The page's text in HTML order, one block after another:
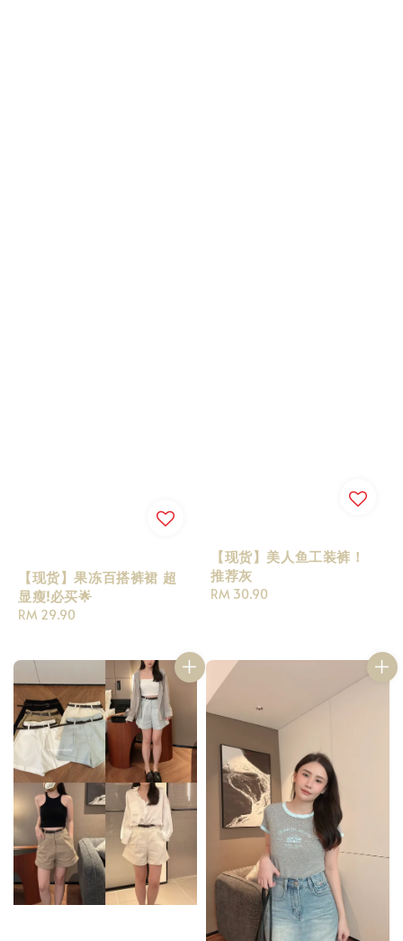
【现货】果冻百搭裤裙 超
显瘦!必买🌟
Regular
RM 29.90
【现货】美人鱼工装裤！
推荐灰
Regular
RM 30.90